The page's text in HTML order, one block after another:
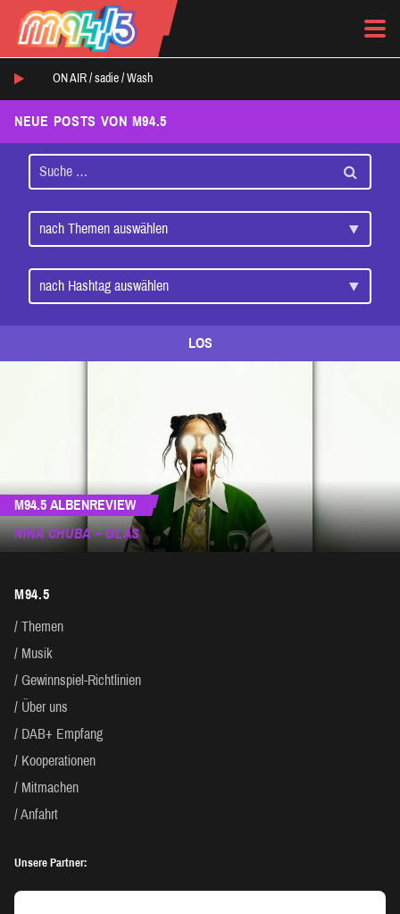
ON AIR / sadie / Wash
NEUE POSTS VON M94.5
LOS
M94.5 ALBENREVIEW
NINA CHUBA – GLAS
M94.5
Themen
Musik
Gewinnspiel-Richtlinien
Über uns
DAB+ Empfang
Kooperationen
Mitmachen
Anfahrt
Unsere Partner: